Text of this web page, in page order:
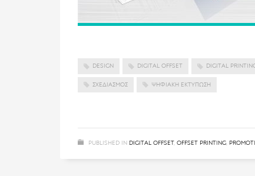
DESIGN DIGITAL OFFSET DIGITAL
ΣΧΕΔΙΑΣΜΌΣ ΨΗΦΙΑΚΉ ΕΚΤΎΠΩΣΗ
PUBLISHED IN DIGITAL OFFSET, OFFSET PRINTING,